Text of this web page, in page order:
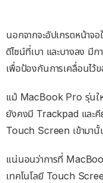
นอกจากจะอัปเกรดหน้าจอ
ดีไซน์ที่เบา และบางลง มี
เพื่อป้องกันการเคลื่อนไว้
แม้ MacBook Pro รุ่นใ
ยังคงมี Trackpad และคี
Touch Screen เข้ามานั้
แน่นอนว่าการที่
เทคโนโลยี Touch